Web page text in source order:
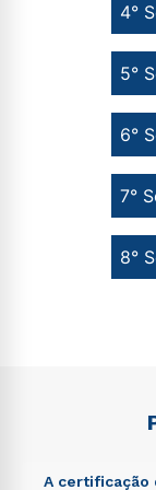
8°
7°
6°
5°
4°
A certificação